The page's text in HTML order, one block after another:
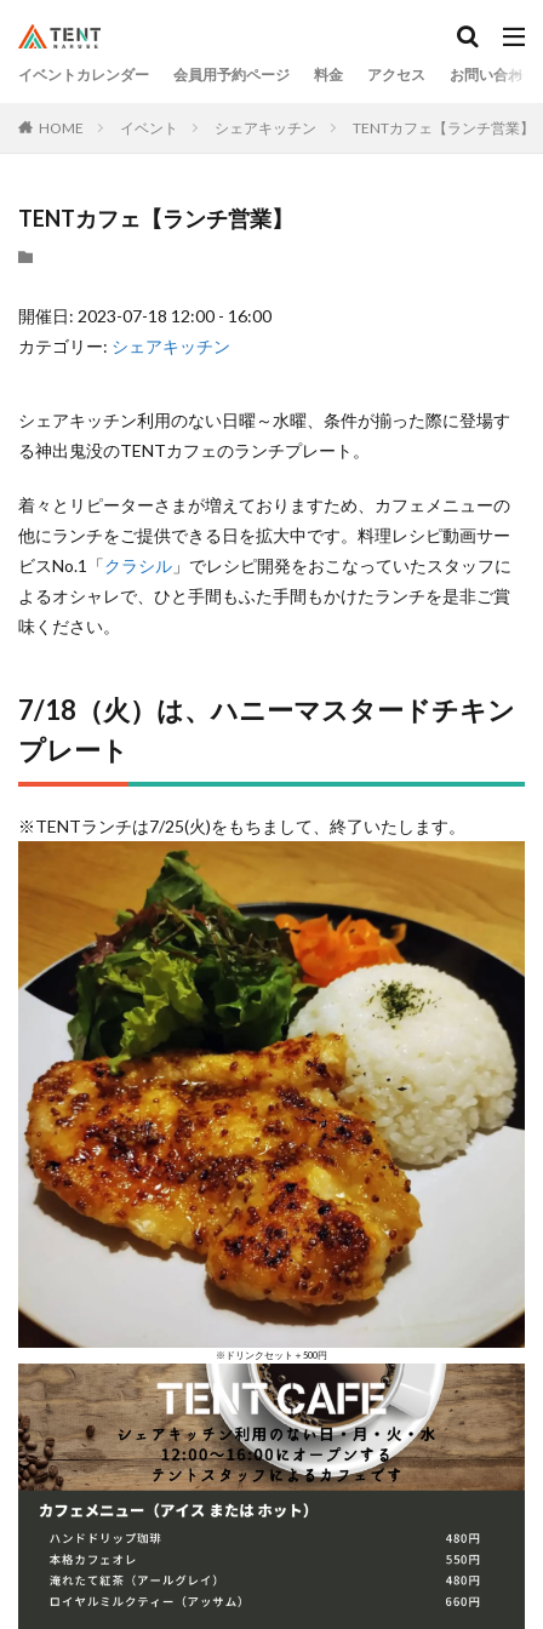
イベントカレンダー 会員用予約ページ 料金 アクセス お問い合わせ
HOME イベント シェアキッチン TENTカフェ【ランチ営業】
TENTカフェ【ランチ営業】
開催日: 2023-07-18 12:00 - 16:00
カテゴリー: シェアキッチン
シェアキッチン利用のない日曜～水曜、条件が揃った際に登場す
る神出鬼没のTENTカフェのランチプレート。
着々とリピーターさまが増えておりますため、カフェメニューの
他にランチをご提供できる日を拡大中です。料理レシピ動画サー
ビスNo.1「クラシル 」でレシピ開発をおこなっていたスタッフに
よるオシャレで、ひと手間もふた手間もかけたランチを是非ご賞
味ください。
7/18（火）は、ハニーマスタードチキン
プレート
※TENTランチは7/25(火)をもちまして、終了いたします。
※ドリンクセット＋500円